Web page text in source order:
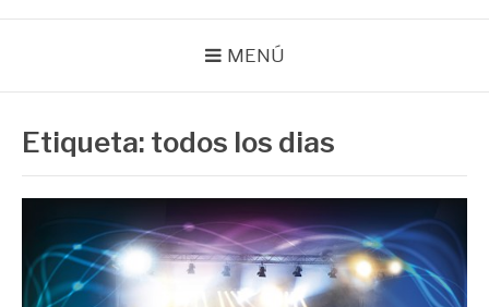
MENÚ
Etiqueta: todos los dias